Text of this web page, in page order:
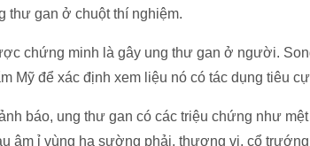
thư gan ở chuột thí nghiệm.
chứng minh là gây ung thư gan ở người.
Mỹ để xác định xem liệu nó có tác dụng tiêu
báo, ung thư gan có các triệu chứng như
âm ỉ vùng hạ sường phải, thượng vị, cổ